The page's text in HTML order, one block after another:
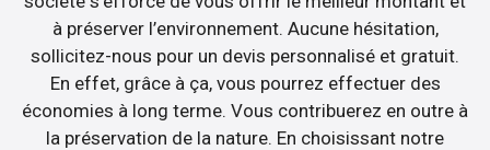
à préserver l’environnement. Aucune hésitation,
sollicitez-nous pour un devis personnalisé et gratuit.
En effet, grâce à ça, vous pourrez effectuer des
économies à long terme. Vous contribuerez en outre à
la préservation de la nature. En choisissant notre